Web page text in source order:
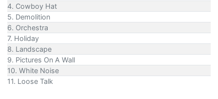
4. Cowboy Hat
5. Demolition
6. Orchestra
7. Holiday
8. Landscape
9. Pictures On A Wall
10. White Noise
11. Loose Talk